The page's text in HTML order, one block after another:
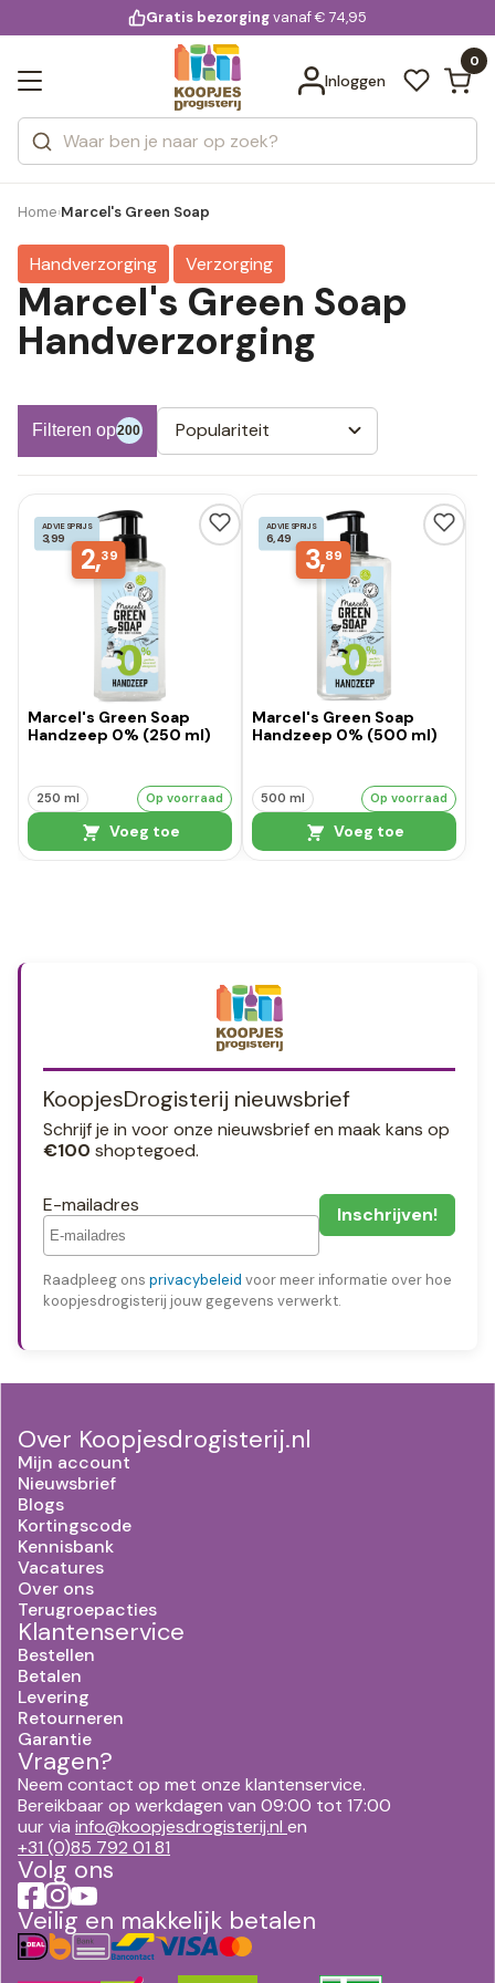
voor 20:00 uur besteld
Gratis bezorgingvanaf € 74,95
Inloggen
0
Zoeken
Categorieën
Merken
Bekijk alle resultaten
Home›Marcel's Green Soap
Handverzorging Verzorging
Marcel's Green Soap
Handverzorging
Filteren op200 Populariteit
ADVIESPRIJS
3,99
2,39
Marcel's Green Soap
Handzeep 0% (250 ml)
250 ml Op voorraad
Voeg toe
ADVIESPRIJS
6,49
3,89
Marcel's Green Soap
Handzeep 0% (500 ml)
500 ml Op voorraad
Voeg toe
KoopjesDrogisterij nieuwsbrief
Schrijf je in voor onze nieuwsbrief en maak kans op
€100 shoptegoed.
E-mailadres
Raadpleeg ons privacybeleid voor meer informatie over hoe
koopjesdrogisterij jouw gegevens verwerkt.
Over Koopjesdrogisterij.nl
Mijn account
Nieuwsbrief
Blogs
Kortingscode
Kennisbank
Vacatures
Over ons
Terugroepacties
Klantenservice
Bestellen
Betalen
Levering
Retourneren
Garantie
Vragen?
Neem contact op met onze klantenservice.
Bereikbaar op werkdagen van 09:00 tot 17:00
uur via info@koopjesdrogisterij.nl en
+31 (0)85 792 01 81
Volg ons
Veilig en makkelijk betalen